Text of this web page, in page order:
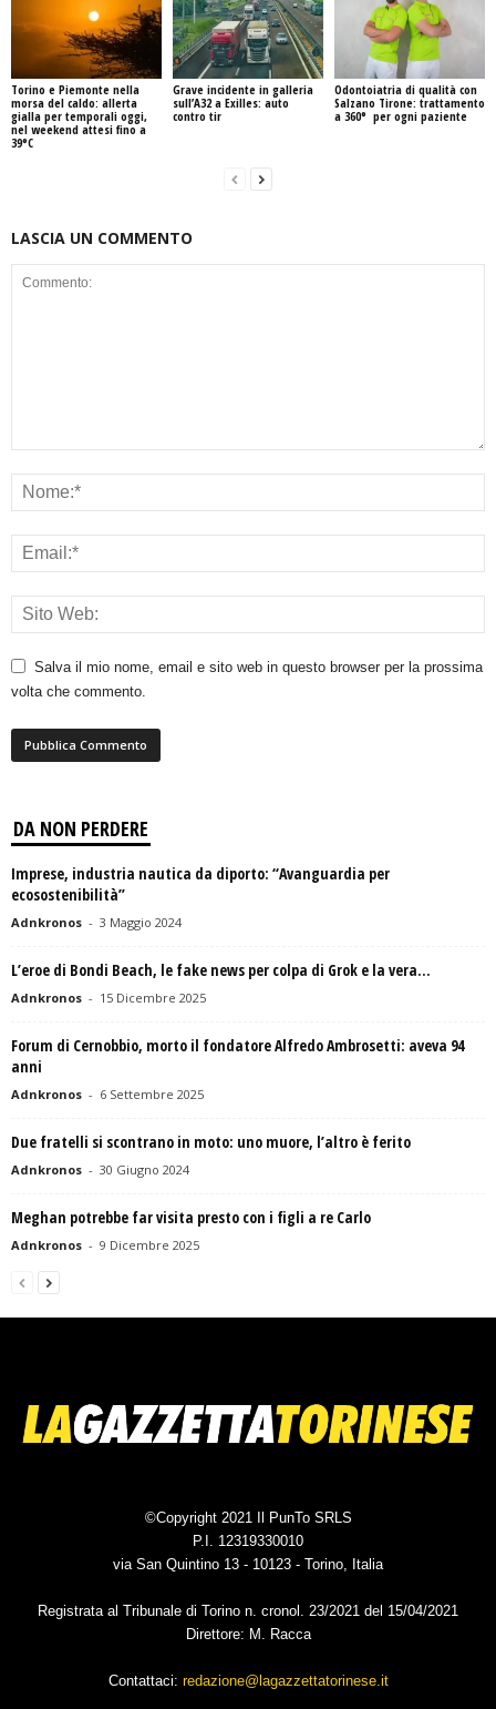
Torino e Piemonte nella
morsa del caldo: allerta
gialla per temporali oggi,
nel weekend attesi fino a
39°C
Grave incidente in galleria
sull’A32 a Exilles: auto
contro tir
Odontoiatria di qualità con
Salzano Tirone: trattamento
a 360° per ogni paziente
LASCIA UN COMMENTO
Salva il mio nome, email e sito web in questo browser per la prossima
volta che commento.
DA NON PERDERE
Imprese, industria nautica da diporto: “Avanguardia per
ecosostenibilità”
Adnkronos - 3 Maggio 2024
L’eroe di Bondi Beach, le fake news per colpa di Grok e la vera...
Adnkronos - 15 Dicembre 2025
Forum di Cernobbio, morto il fondatore Alfredo Ambrosetti: aveva 94
anni
Adnkronos - 6 Settembre 2025
Due fratelli si scontrano in moto: uno muore, l’altro è ferito
Adnkronos - 30 Giugno 2024
Meghan potrebbe far visita presto con i figli a re Carlo
Adnkronos - 9 Dicembre 2025
©Copyright 2021 Il PunTo SRLS
P.I. 12319330010
via San Quintino 13 - 10123 - Torino, Italia
Registrata al Tribunale di Torino n. cronol. 23/2021 del 15/04/2021
Direttore: M. Racca
Contattaci: redazione@lagazzettatorinese.it